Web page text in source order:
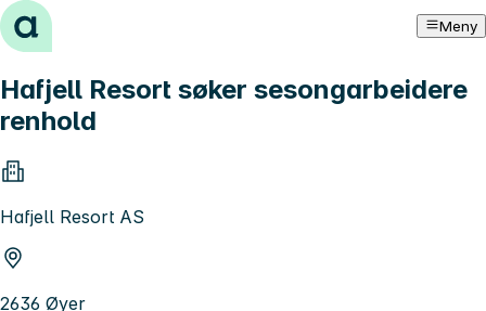
Hopp til innhold Meny
Hafjell Resort søker sesongarbeidere
renhold
Hafjell Resort AS
2636 Øyer